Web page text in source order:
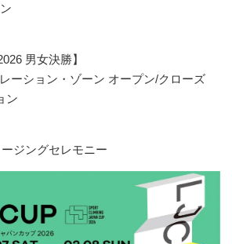
男女決勝】
ーション・ゾーン オープン/クローズ
ン
ジングセレモニー